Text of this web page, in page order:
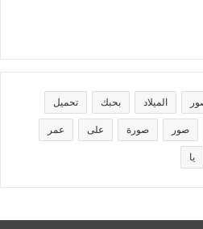
الميلاد بحبك تحميل
صور صورة على عمر
يا